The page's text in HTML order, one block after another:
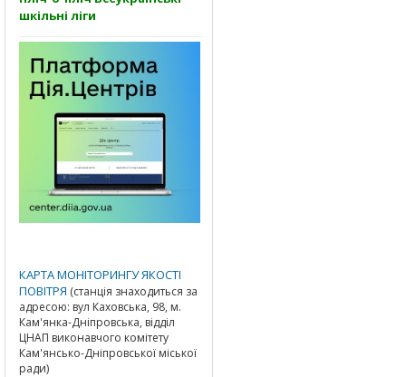
шкільні ліги
КАРТА МОНІТОРИНГУ ЯКОСТІ
ПОВІТРЯ (станція знаходиться за
адресою: вул Каховська, 98, м.
Кам'янка-Дніпровська, відділ
ЦНАП виконавчого комітету
Кам'янсько-Дніпровської міської
ради)